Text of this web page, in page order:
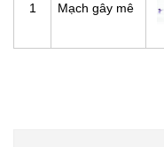
1 Mạch gây mê